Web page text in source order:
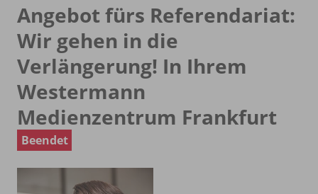
Angebot fürs Referendariat:
Wir gehen in die
Verlängerung! In Ihrem
Westermann
Medienzentrum Frankfurt
Beendet